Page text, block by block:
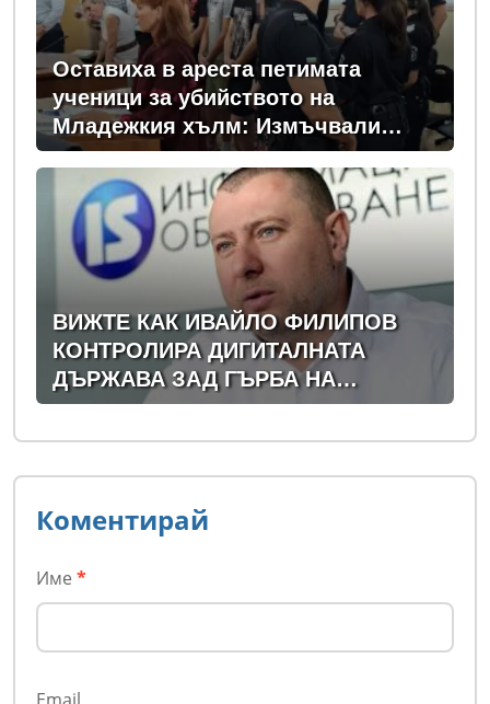
Оставиха в ареста петимата
ученици за убийството на
Младежкия хълм: Измъчвали
Георги час, гаврили се с него и го
обрали
ВИЖТЕ КАК ИВАЙЛО ФИЛИПОВ
КОНТРОЛИРА ДИГИТАЛНАТА
ДЪРЖАВА ЗАД ГЪРБА НА
ПРАВИТЕЛСТВОТО?
(РАЗСЛЕДВАНЕ)
Коментирай
Име *